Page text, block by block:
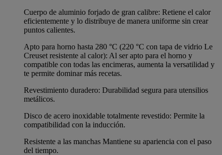
Cuerpo de aluminio forjado de gran calibre: Retiene el calor
eficientemente y lo distribuye de manera uniforme sin crear
puntos calientes.
Apto para horno hasta 280 °C (220 °C con tapa de vidrio Le
Creuset resistente al calor): Al ser apto para el horno y
compatible con todas las encimeras, aumenta la versatilidad y
te permite dominar más recetas.
Revestimiento duradero: Durabilidad segura para utensilios
metálicos.
Disco de acero inoxidable totalmente revestido: Permite la
compatibilidad con la inducción.
Resistente a las manchas Mantiene su apariencia con el paso
del tiempo.